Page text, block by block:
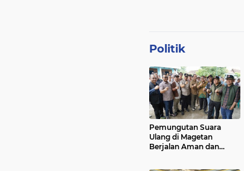
Politik
Pemungutan Suara
Ulang di Magetan
Berjalan Aman dan